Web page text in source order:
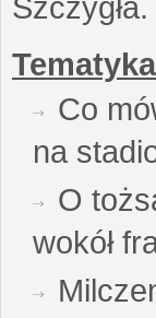
Szczygła.
Co
na
O
wokół